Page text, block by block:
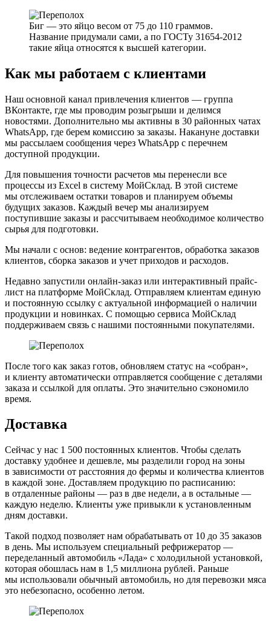
Биг — это яйцо весом от 75 до 110 граммов.
Название придумали сами, а по ГОСТу 31654-2012
такие яйца относятся к высшей категории.
Как мы работаем с клиентами
Наш основной канал привлечения клиентов — группа
ВКонтакте, где мы проводим розыгрыши и делимся
новостями. Дополнительно мы активны в 30 районных чатах
WhatsApp, где берем комиссию за заказы. Накануне доставки
мы рассылаем сообщения через WhatsApp с перечнем
доступной продукции.
Для повышения точности расчетов мы перенесли все
процессы из Excel в систему МойСклад. В этой системе
мы отслеживаем остатки товаров и планируем объемы
будущих заказов. Каждый вечер мы анализируем
поступившие заказы и рассчитываем необходимое количество
сырья для подготовки.
Мы начали с основ: ведение контрагентов, обработка заказов
клиентов, сборка заказов и учет приходов и расходов.
Недавно запустили онлайн-заказ или интерактивный прайс-
лист на платформе МойСклад. Отправляем клиентам единую
и постоянную ссылку с актуальной информацией о наличии
продукции и новинках. С помощью сервиса МойСклад
поддерживаем связь с нашими постоянными покупателями.
После того как заказ готов, обновляем статус на «собран»,
и клиенту автоматически отправляется сообщение с деталями
заказа и ссылкой для оплаты. Это значительно сэкономило
время.
Доставка
Сейчас у нас 1 500 постоянных клиентов. Чтобы сделать
доставку удобнее и дешевле, мы разделили город на зоны
в зависимости от расстояния до фермы и количества клиентов
в каждой зоне. Доставляем продукцию по расписанию:
в отдаленные районы — раз в две недели, а в остальные —
каждую неделю. Клиенты уже привыкли к установленным
дням доставки.
Такой подход позволяет нам обрабатывать от 10 до 35 заказов
в день. Мы используем специальный рефрижератор —
переделанный автомобиль «Лада» с холодильной установкой,
которая обошлась нам в 1,5 миллиона рублей. Раньше
мы использовали обычный автомобиль, но для перевозки мяса
это небезопасно, особенно летом.